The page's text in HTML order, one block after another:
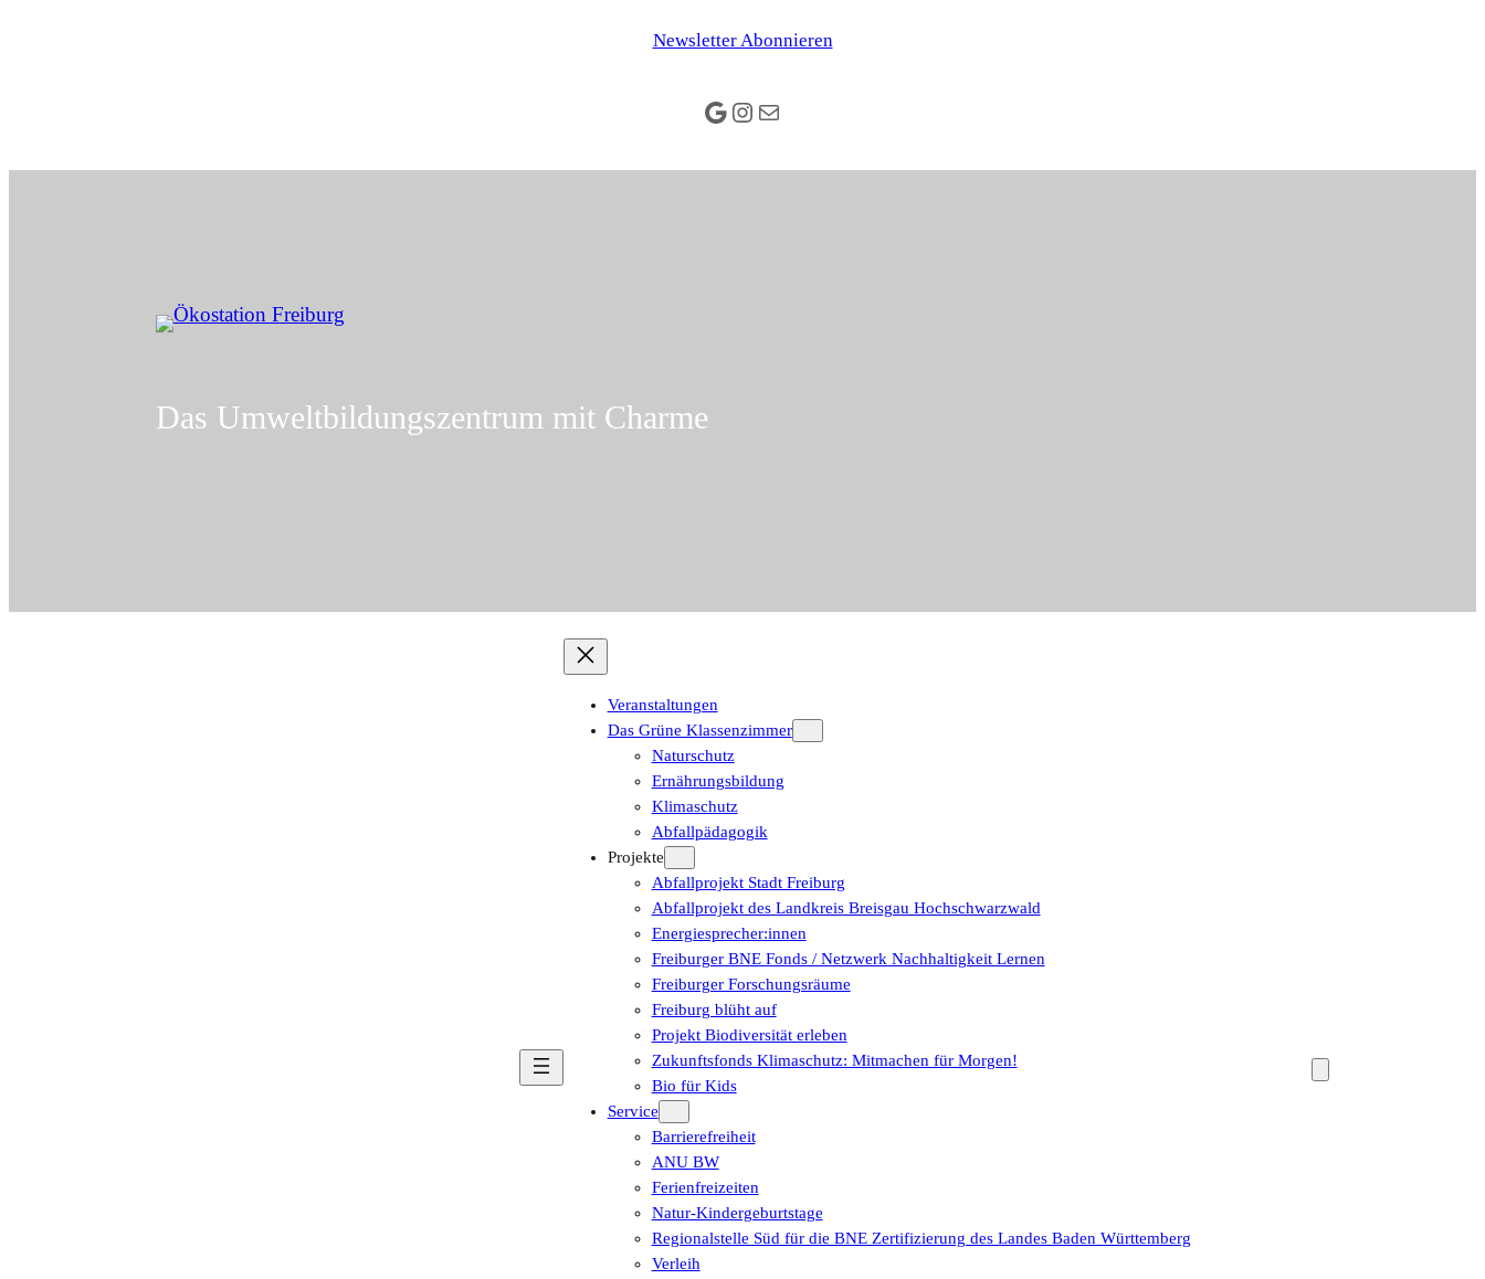
Newsletter Abonnieren
Google
Instagram
E-Mail
Das Umweltbildungszentrum mit Charme
Veranstaltungen
Das Grüne Klassenzimmer
Naturschutz
Ernährungsbildung
Klimaschutz
Abfallpädagogik
Projekte
Abfallprojekt Stadt Freiburg
Abfallprojekt des Landkreis Breisgau Hochschwarzwald
Energiesprecher:innen
Freiburger BNE Fonds / Netzwerk Nachhaltigkeit Lernen
Freiburger Forschungsräume
Freiburg blüht auf
Projekt Biodiversität erleben
Zukunftsfonds Klimaschutz: Mitmachen für Morgen!
Bio für Kids
Service
Barrierefreiheit
ANU BW
Ferienfreizeiten
Natur-Kindergeburtstage
Regionalstelle Süd für die BNE Zertifizierung des Landes Baden Württemberg
Verleih